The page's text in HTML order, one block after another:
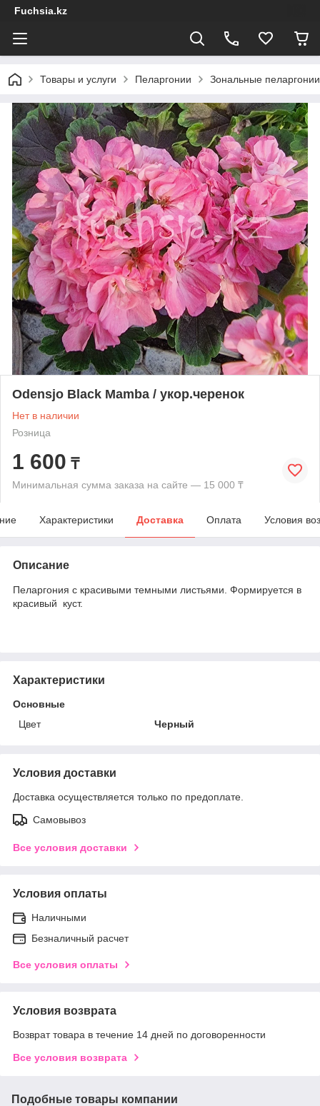
Fuchsia.kz
Товары и услуги Пеларгонии Зональные пеларгонии
Odensjo Black Mamba / укор.черенок
Нет в наличии
Розница
1 600 ₸
Минимальная сумма заказа на сайте — 15 000 ₸
Характеристики Доставка Оплата Условия
Описание
Пеларгония с красивыми темными листьями. Формируется в
красивый куст.
Характеристики
Основные
Цвет
Черный
Условия доставки
Доставка осуществляется только по предоплате.
Самовывоз
Все условия доставки
Условия оплаты
Наличными
Безналичный расчет
Все условия оплаты
Условия возврата
Возврат товара в течение 14 дней по договоренности
Все условия возврата
Подобные товары компании